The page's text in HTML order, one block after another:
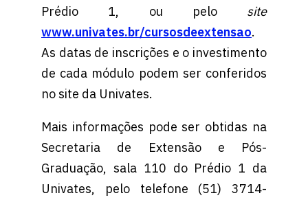
Prédio 1, ou pelo site
www.univates.br/cursosdeextensao.
As datas de inscrições e o investimento
de cada módulo podem ser conferidos
no site da Univates.
Mais informações pode ser obtidas na
Secretaria de Extensão e Pós-
Graduação, sala 110 do Prédio 1 da
Univates, pelo telefone (51) 3714-